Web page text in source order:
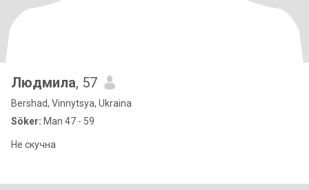
Людмила, 57
Bershad, Vinnytsya, Ukraina
Söker: Man 47 - 59
Не скучна